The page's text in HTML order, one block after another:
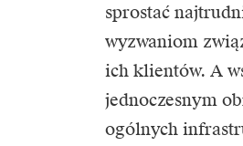
sprostać
wyzwaniom
ich klientów. A
jednoczesnym
ogólnych